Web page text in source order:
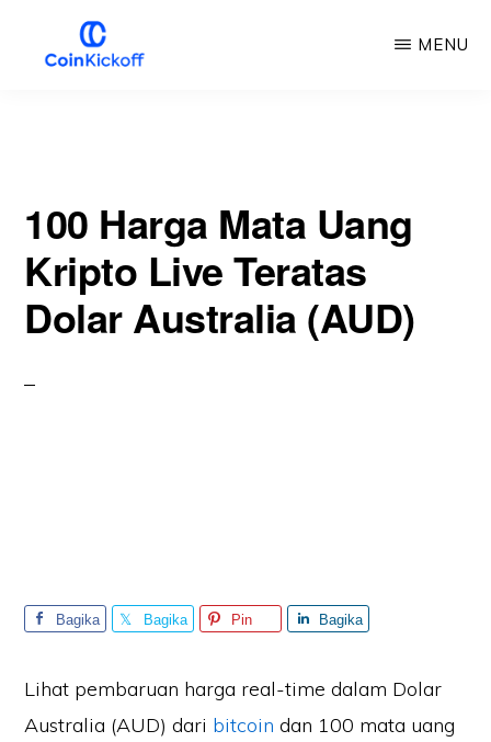
MENU
100 Harga Mata Uang
Kripto Live Teratas
Dolar Australia (AUD)
Bagika
Bagika
Pin
Bagika
Lihat pembaruan harga real-time dalam Dolar
Australia (AUD) dari bitcoin dan 100 mata uang